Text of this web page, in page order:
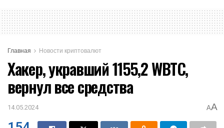
Главная Новости криптовалют
Хакер, укравший 1155,2 WBTC,
вернул все средства
14.05.2024 AA